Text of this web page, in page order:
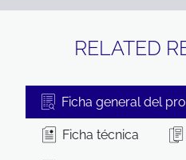
RELATED
Ficha general del
Ficha técnica